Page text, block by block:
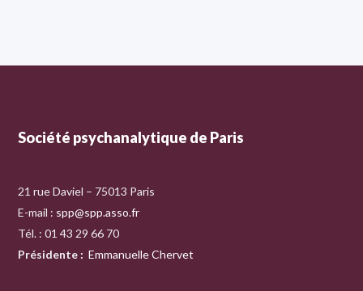
Société psychanalytique de Paris
21 rue Daviel – 75013 Paris
E-mail : spp@spp.asso.fr
Tél. : 01 43 29 66 70
Présidente : Emmanuelle Chervet